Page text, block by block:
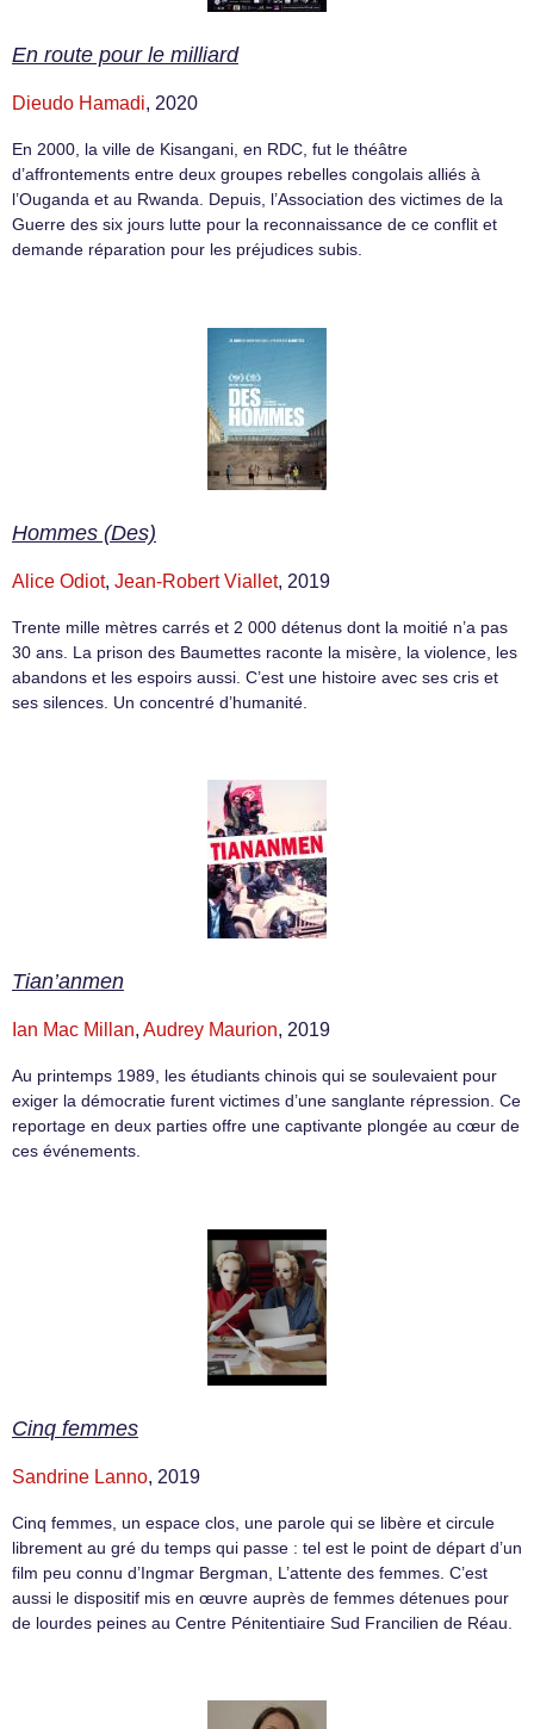
En route pour le milliard
Dieudo Hamadi, 2020
En 2000, la ville de Kisangani, en RDC, fut le théâtre
d’affrontements entre deux groupes rebelles congolais alliés à
l’Ouganda et au Rwanda. Depuis, l’Association des victimes de la
Guerre des six jours lutte pour la reconnaissance de ce conflit et
demande réparation pour les préjudices subis.
Hommes (Des)
Alice Odiot, Jean-Robert Viallet, 2019
Trente mille mètres carrés et 2 000 détenus dont la moitié n’a pas
30 ans. La prison des Baumettes raconte la misère, la violence, les
abandons et les espoirs aussi. C’est une histoire avec ses cris et
ses silences. Un concentré d’humanité.
Tian’anmen
Ian Mac Millan, Audrey Maurion, 2019
Au printemps 1989, les étudiants chinois qui se soulevaient pour
exiger la démocratie furent victimes d’une sanglante répression. Ce
reportage en deux parties offre une captivante plongée au cœur de
ces événements.
Cinq femmes
Sandrine Lanno, 2019
Cinq femmes, un espace clos, une parole qui se libère et circule
librement au gré du temps qui passe : tel est le point de départ d’un
film peu connu d’Ingmar Bergman, L’attente des femmes. C’est
aussi le dispositif mis en œuvre auprès de femmes détenues pour
de lourdes peines au Centre Pénitentiaire Sud Francilien de Réau.